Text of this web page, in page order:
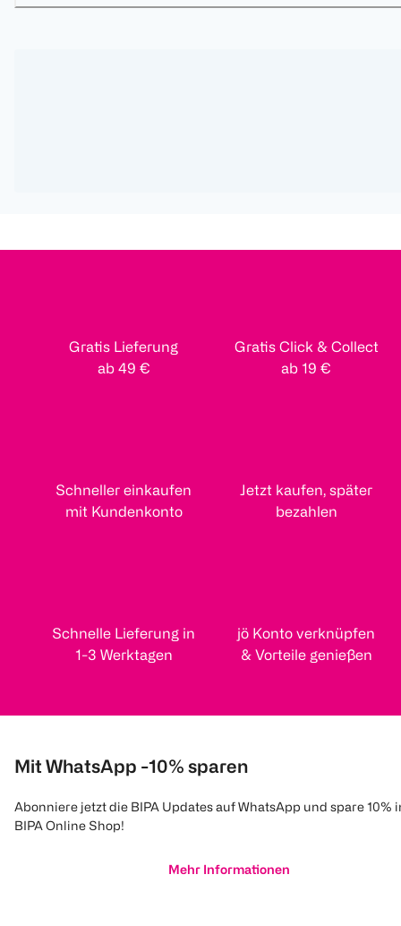
Gratis Lieferung
ab 49 €
Gratis Click & Collect
ab 19 €
Schneller einkaufen
mit Kundenkonto
Jetzt kaufen, später
bezahlen
Schnelle Lieferung in
1-3 Werktagen
jö Konto verknüpfen
& Vorteile genießen
Mit WhatsApp -10% sparen
Abonniere jetzt die BIPA Updates auf WhatsApp und spare 10%
BIPA Online Shop!
Mehr Informationen